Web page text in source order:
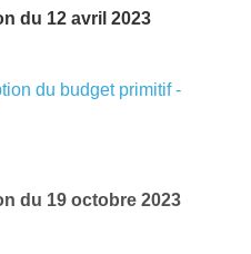
du 12 avril 2023
du budget primitif -
du 19 octobre 2023